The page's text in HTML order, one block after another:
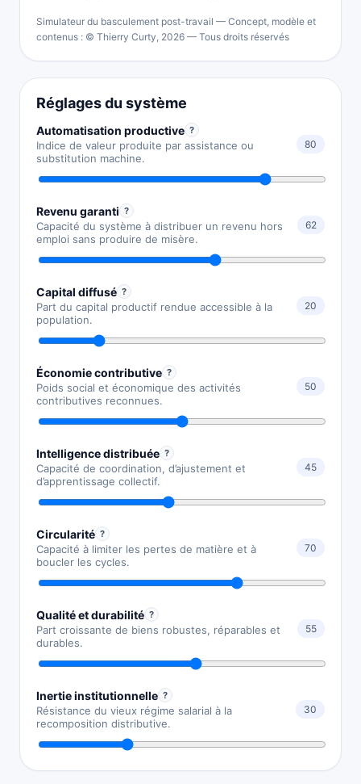
Simulateur du basculement post-travail — Concept, modèle et
contenus : © Thierry Curty, 2026 — Tous droits réservés
Réglages du système
Automatisation productive ?
Indice de valeur produite par assistance ou
substitution machine.
80
Revenu garanti ?
Capacité du système à distribuer un revenu hors
emploi sans produire de misère.
62
Capital diffusé ?
Part du capital productif rendue accessible à la
population.
20
Économie contributive ?
Poids social et économique des activités
contributives reconnues.
50
Intelligence distribuée ?
Capacité de coordination, d’ajustement et
d’apprentissage collectif.
45
Circularité ?
Capacité à limiter les pertes de matière et à
boucler les cycles.
70
Qualité et durabilité ?
Part croissante de biens robustes, réparables et
durables.
55
Inertie institutionnelle ?
Résistance du vieux régime salarial à la
recomposition distributive.
30